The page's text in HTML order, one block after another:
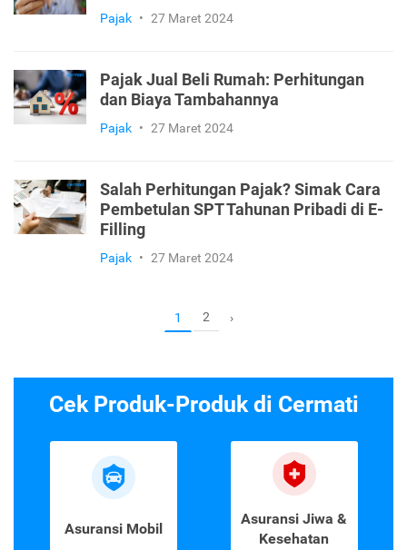
Pajak • 27 Maret 2024
Pajak Jual Beli Rumah: Perhitungan
dan Biaya Tambahannya
Pajak • 27 Maret 2024
Salah Perhitungan Pajak? Simak Cara
Pembetulan SPT Tahunan Pribadi di E-
Filling
Pajak • 27 Maret 2024
1 2 ›
Cek Produk-Produk di Cermati
Asuransi Mobil
Asuransi Jiwa &
Kesehatan